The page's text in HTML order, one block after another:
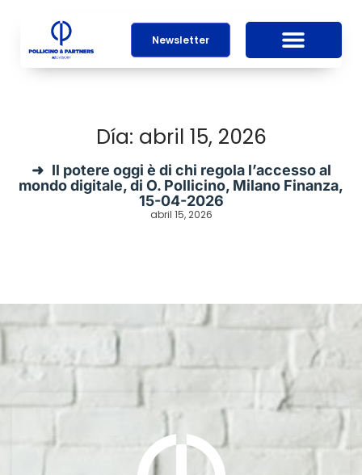
Newsletter
Día: abril 15, 2026
Il potere oggi è di chi regola l’accesso al
mondo digitale, di O. Pollicino, Milano Finanza,
15-04-2026
abril 15, 2026